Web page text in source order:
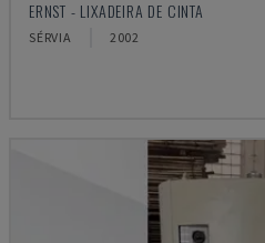
ERNST - LIXADEIRA DE CINTA
SÉRVIA 2002